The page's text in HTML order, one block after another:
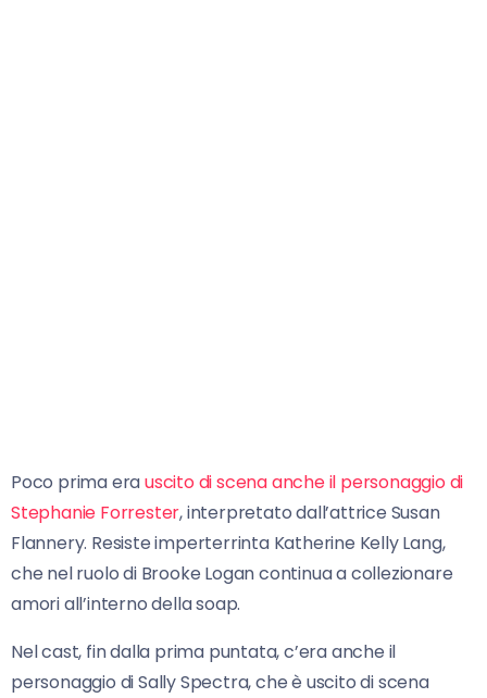
Poco prima erauscito di scena anche il personaggio di
Stephanie Forrester, interpretato dall’attrice Susan
Flannery. Resiste imperterrinta Katherine Kelly Lang,
che nel ruolo di Brooke Logan continua a collezionare
amori all’interno della soap.
Nel cast, fin dalla prima puntata, c’era anche il
personaggio di Sally Spectra, che è uscito di scena